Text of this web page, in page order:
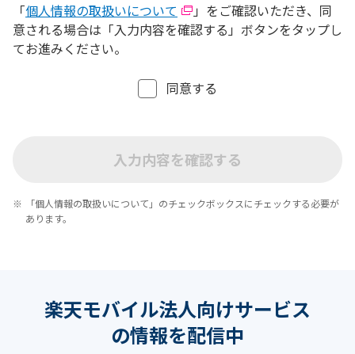
「個人情報の取扱いについて
」をご確認いただき、同
意される場合は「入力内容を確認する」ボタンをタップし
てお進みください。
同意する
※
「個人情報の取扱いについて」のチェックボックスにチェックする必要が
あります。
楽天モバイル法人向けサービス
の情報を配信中